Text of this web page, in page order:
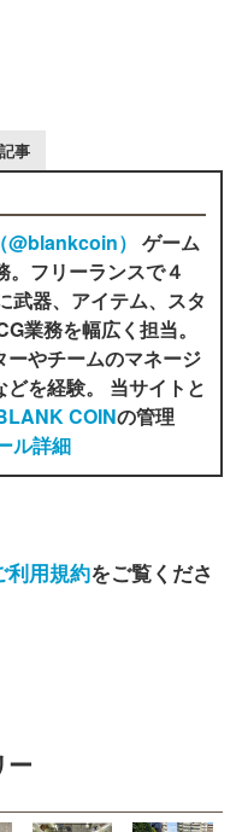
事
（‎@blankcoin） ゲーム
。フリーランスで４
武器、アイテム、スタ
業務を幅広く担当。
ーやチームのマネージ
どを経験。 当サイトと
COINの管理
ル詳細
利用規約をご覧くださ
ー